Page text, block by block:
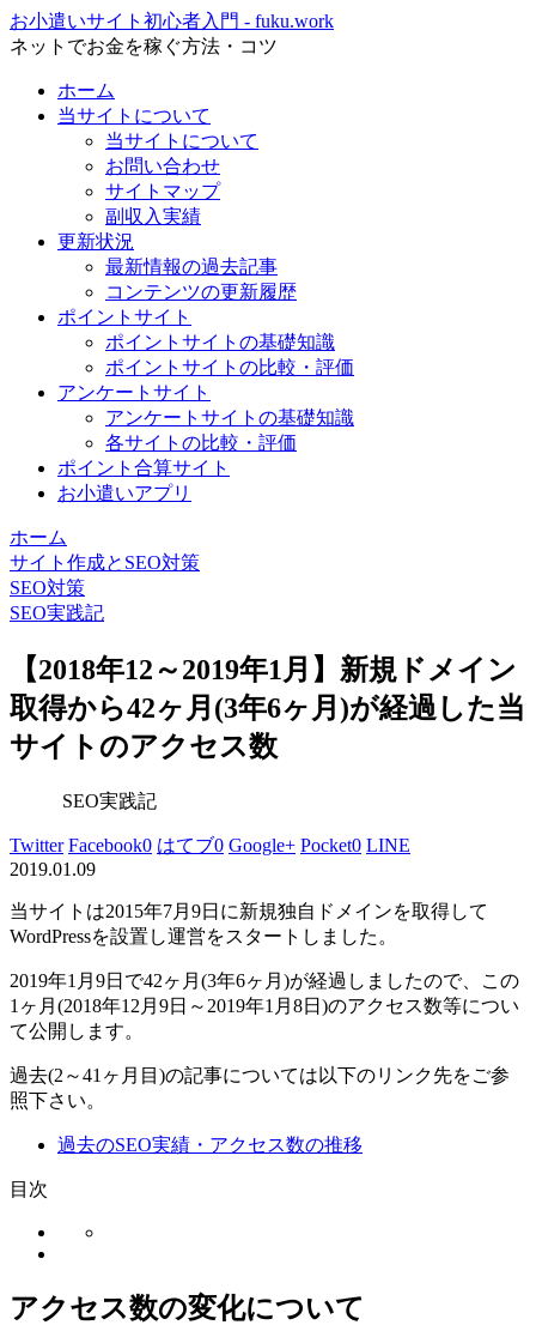
お小遣いサイト初心者入門 - fuku.work
ネットでお金を稼ぐ方法・コツ
ホーム
当サイトについて
当サイトについて
お問い合わせ
サイトマップ
副収入実績
更新状況
最新情報の過去記事
コンテンツの更新履歴
ポイントサイト
ポイントサイトの基礎知識
ポイントサイトの比較・評価
アンケートサイト
アンケートサイトの基礎知識
各サイトの比較・評価
ポイント合算サイト
お小遣いアプリ
ホーム
サイト作成とSEO対策
SEO対策
SEO実践記
【2018年12～2019年1月】新規ドメイン
取得から42ヶ月(3年6ヶ月)が経過した当
サイトのアクセス数
SEO実践記
Twitter Facebook0 はてブ0 Google+ Pocket0 LINE
2019.01.09
当サイトは2015年7月9日に新規独自ドメインを取得して
WordPressを設置し運営をスタートしました。
2019年1月9日で42ヶ月(3年6ヶ月)が経過しましたので、この
1ヶ月(2018年12月9日～2019年1月8日)のアクセス数等につい
て公開します。
過去(2～41ヶ月目)の記事については以下のリンク先をご参
照下さい。
過去のSEO実績・アクセス数の推移
目次
アクセス数の変化について